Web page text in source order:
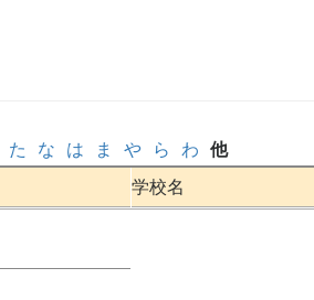
た な は ま や ら わ
他
学校名